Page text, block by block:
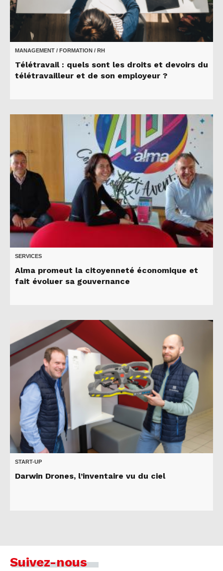
MANAGEMENT / FORMATION / RH
Télétravail : quels sont les droits et devoirs du
télétravailleur et de son employeur ?
SERVICES
Alma promeut la citoyenneté économique et
fait évoluer sa gouvernance
START-UP
Darwin Drones, l’inventaire vu du ciel
Suivez-nous